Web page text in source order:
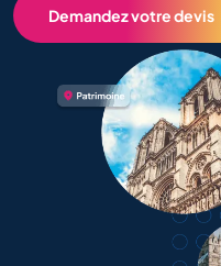
Demandez votre devis